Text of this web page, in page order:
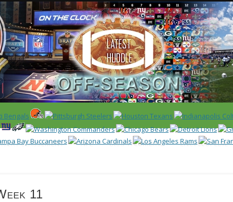
US)
/ CLASSEMENT NFL DRAFT/COMBINE ENCYCLOPÉDIE
11